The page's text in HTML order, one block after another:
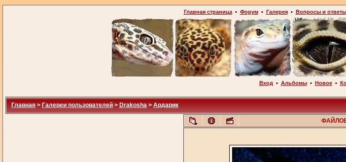
Главная страница• Форум• Галерея• Вопросы и ответы
Вход • Альбомы• Новое•
Главная > Галереи пользователей > Drakosha > Ардарик